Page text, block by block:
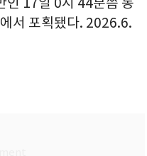
서 포획됐다. 2026.6.